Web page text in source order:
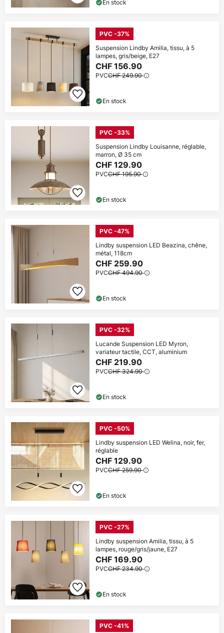
En stock
PVC -37%
Suspension Lindby Amilia, tissu, à 5
lampes, gris/beige, E27
CHF 156.90
PVCCHF 249.90
En stock
PVC -33%
Suspension Lindby Louisanne, réglable,
marron, Ø 35 cm
CHF 129.90
PVCCHF 195.90
En stock
PVC -47%
Lindby suspension LED Beazina, chêne,
métal, 118cm
CHF 259.90
PVCCHF 494.90
En stock
PVC -32%
Lucande Suspension LED Myron,
variateur tactile, CCT, aluminium
CHF 219.90
PVCCHF 324.90
En stock
PVC -50%
Lindby suspension LED Welina, noir, fer,
réglable
CHF 129.90
PVCCHF 259.90
En stock
PVC -27%
Lindby suspension Amilia, tissu, à 5
lampes, rouge/gris/jaune, E27
CHF 169.90
PVCCHF 234.90
En stock
PVC -41%